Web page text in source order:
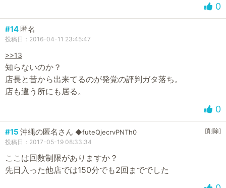
0
#14 匿名
投稿日：2016-04-11 23:45:47
>>13
知らないのか？
店長と昔から出来てるのが発覚の評判ガタ落ち。
店も違う所にも居る。
0
#15 沖縄の匿名さん ◆futeQjecrvPNTh0
[削除]
投稿日：2017-05-19 08:33:34
ここは回数制限がありますか？
先日入った他店では150分でも2回まででした